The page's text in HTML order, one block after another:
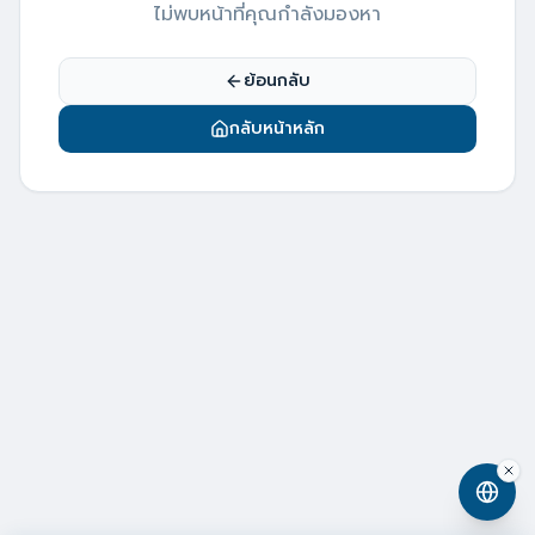
ไม่พบหน้าที่คุณกำลังมองหา
ย้อนกลับ
กลับหน้าหลัก